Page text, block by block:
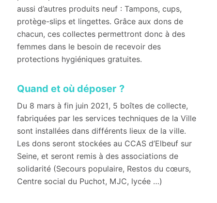
aussi d’autres produits neuf : Tampons, cups,
protège-slips et lingettes. Grâce aux dons de
chacun, ces collectes permettront donc à des
femmes dans le besoin de recevoir des
protections hygiéniques gratuites.
Quand et où déposer ?
Du 8 mars à fin juin 2021, 5 boîtes de collecte,
fabriquées par les services techniques de la Ville
sont installées dans différents lieux de la ville.
Les dons seront stockées au CCAS d’Elbeuf sur
Seine, et seront remis à des associations de
solidarité (Secours populaire, Restos du cœurs,
Centre social du Puchot, MJC, lycée …)